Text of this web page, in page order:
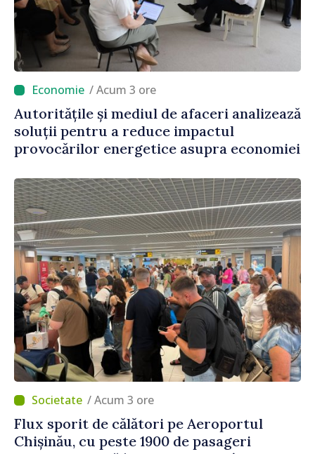
/ Acum 3 ore
Autoritățile și mediul de afaceri analizează
soluții pentru a reduce impactul
provocărilor energetice asupra economiei
/ Acum 3 ore
Flux sporit de călători pe Aeroportul
Chișinău, cu peste 1900 de pasageri